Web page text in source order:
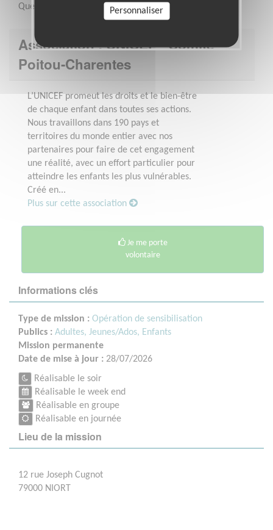
Quelques heures par semaine, selon disponibilités
Association : UNICEF - Comité
Poitou-Charentes
L’UNICEF promeut les droits et le bien-être
de chaque enfant dans toutes ses actions.
Nous travaillons dans 190 pays et
territoires du monde entier avec nos
partenaires pour faire de cet engagement
une réalité, avec un effort particulier pour
atteindre les enfants les plus vulnérables.
Créé en...
Plus sur cette association
Je me porte
volontaire
Informations clés
Type de mission : Opération de sensibilisation
Publics : Adultes, Jeunes/Ados, Enfants
Mission permanente
Date de mise à jour : 28/07/2026
Réalisable le soir
Réalisable le week end
Réalisable en groupe
Réalisable en journée
Lieu de la mission
12 rue Joseph Cugnot
79000 NIORT
Personnaliser